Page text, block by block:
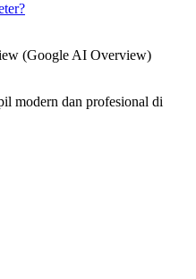
(Google AI Overview)
modern dan profesional di